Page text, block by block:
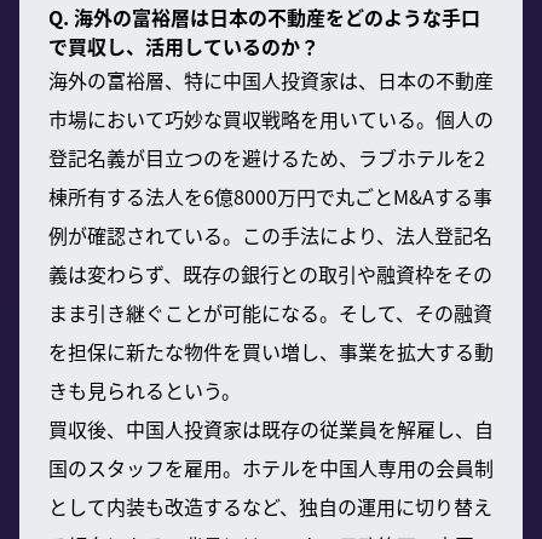
Q. 海外の富裕層は日本の不動産をどのような手口
で買収し、活用しているのか？
海外の富裕層、特に中国人投資家は、日本の不動産
市場において巧妙な買収戦略を用いている。個人の
登記名義が目立つのを避けるため、ラブホテルを2
棟所有する法人を6億8000万円で丸ごとM&Aする事
例が確認されている。この手法により、法人登記名
義は変わらず、既存の銀行との取引や融資枠をその
まま引き継ぐことが可能になる。そして、その融資
を担保に新たな物件を買い増し、事業を拡大する動
きも見られるという。
買収後、中国人投資家は既存の従業員を解雇し、自
国のスタッフを雇用。ホテルを中国人専用の会員制
として内装も改造するなど、独自の運用に切り替え